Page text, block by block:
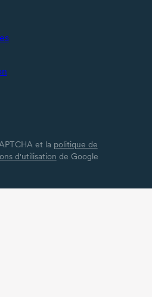
et la politique de
d'utilisation de Google